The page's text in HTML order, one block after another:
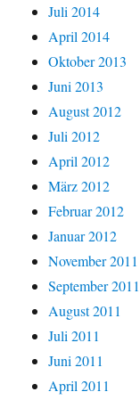
Juli 2014
April 2014
Oktober 2013
Juni 2013
August 2012
Juli 2012
April 2012
März 2012
Februar 2012
Januar 2012
November 2011
September 2011
August 2011
Juli 2011
Juni 2011
April 2011